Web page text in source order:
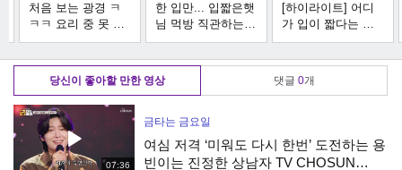
처음 보는 광경 ㅋ
ㅋㅋ 요리 중 못 참
고 ((냉면 육수)) 흡
입하는 쯔양🤣 |
JTBC 251130 방송
한 입만... 입짧은햇
님 먹방 직관하는
쯔양 찐 반응 ㅋㅋ
ㅋ | JTBC 251130
방송
[하이라이트] 어디
가 입이 짧다는 거
예요? 유명 먹방러
입(안)짧은햇님의
는 냉장고 스케일ㄷ
당신이 좋아할 만한 영상 댓글 0개
07:36
금타는 금요일
여심 저격 ‘미워도 다시 한번’ 도전하는 용
빈이는 진정한 상남자 TV CHOSUN